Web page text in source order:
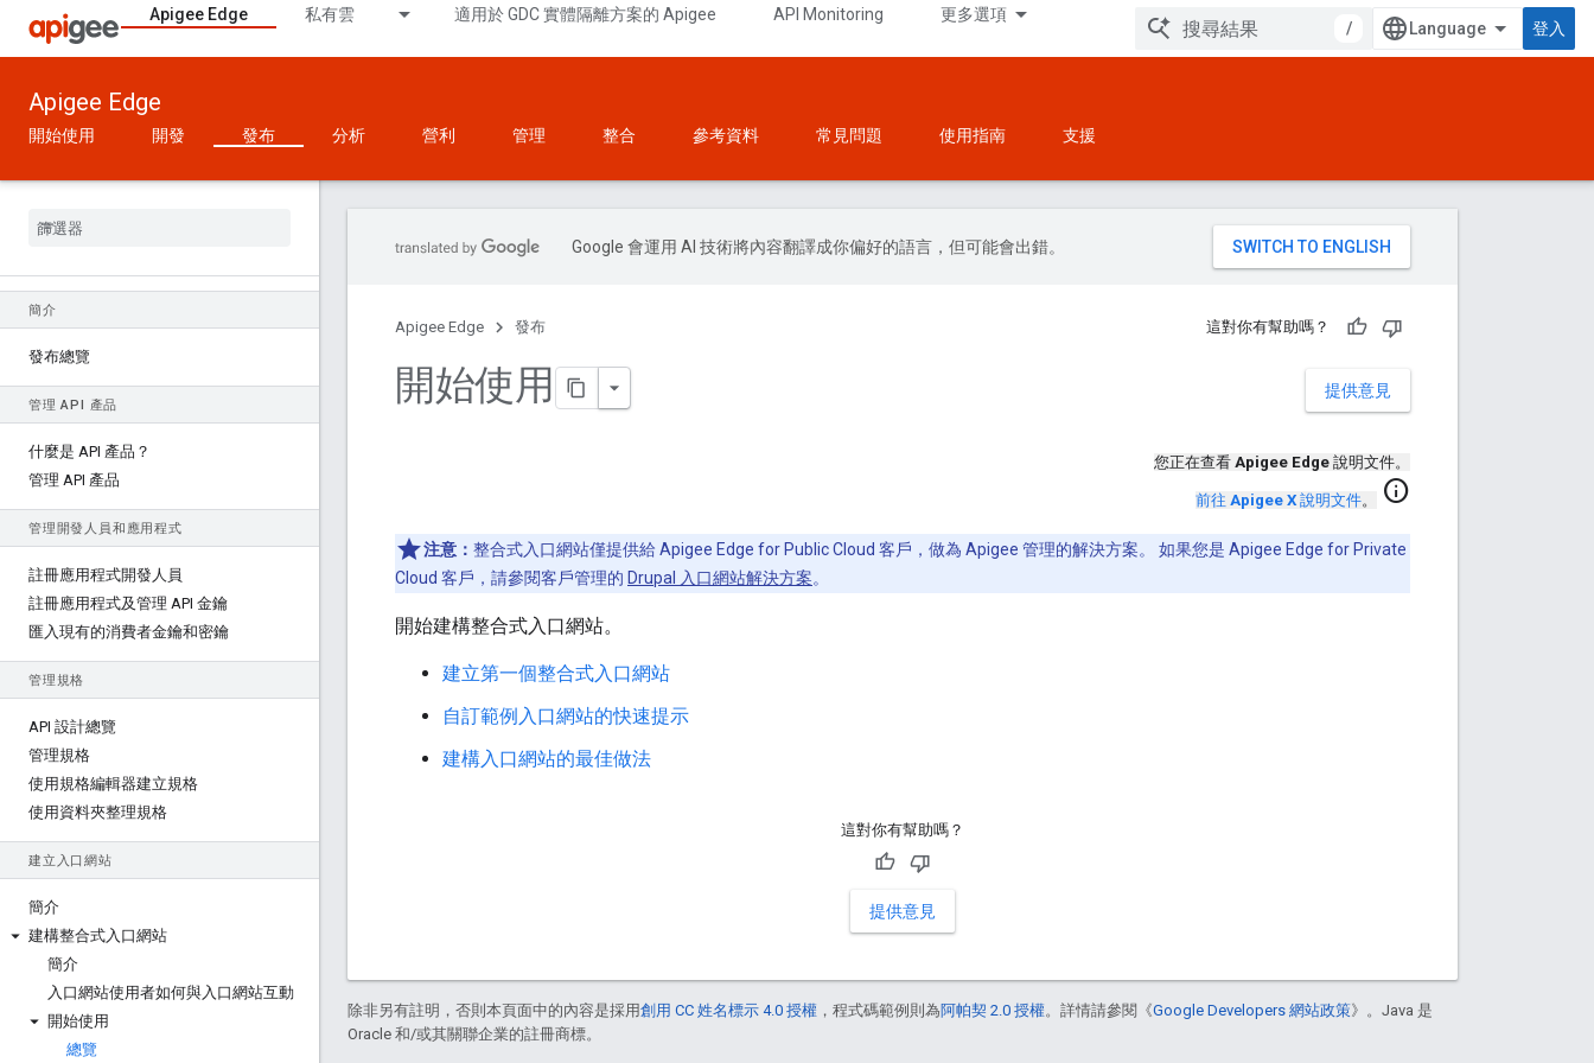
Apigee Edge 私有雲 適用於 GDC 實體隔離方案的 Apigee API Monitoring 更多選項
/ 登入
Apigee Edge
開始使用 開發 發布 分析 營利 管理 整合 參考資料 常見問題 使用指南 支援
簡介
發布總覽
管理 API 產品
什麼是 API 產品？
管理 API 產品
管理開發人員和應用程式
註冊應用程式開發人員
註冊應用程式及管理 API 金鑰
匯入現有的消費者金鑰和密鑰
管理規格
API 設計總覽
管理規格
使用規格編輯器建立規格
使用資料夾整理規格
建立入口網站
簡介
建構整合式入口網站
簡介
入口網站使用者如何與入口網站互動
開始使用
總覽
Google 會運用 AI 技術將內容翻譯成你偏好的語言，但可能會出錯。
Apigee Edge 發布 這對你有幫助嗎？
提供意見
開始使用
您正在查看 Apigee Edge 說明文件。
前往 Apigee X 說明文件。 info
注意： 整合式入口網站僅提供給 Apigee Edge for Public Cloud 客戶，做為 Apigee 管理的解決方案。 如果您是 Apigee Edge for Private
Cloud 客戶，請參閱客戶管理的 Drupal 入口網站解決方案。
開始建構整合式入口網站。
建立第一個整合式入口網站
自訂範例入口網站的快速提示
建構入口網站的最佳做法
這對你有幫助嗎？
提供意見
除非另有註明，否則本頁面中的內容是採用創用 CC 姓名標示 4.0 授權 ，程式碼範例則為阿帕契 2.0 授權。詳情請參閱《Google Developers 網站政策》。Java 是
Oracle 和/或其關聯企業的註冊商標。